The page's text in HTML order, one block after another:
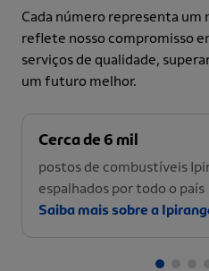
Cada número representa um
reflete nosso compromisso
serviços de qualidade,
um futuro melhor.
Cerca de 6 mil
postos de combustíveis
espalhados por todo o país
Saiba mais sobre a